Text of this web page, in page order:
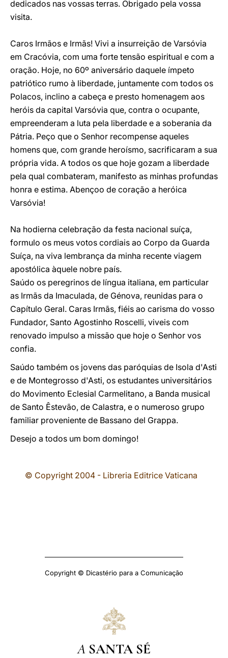
dedicados nas vossas terras. Obrigado pela vossa
visita.
Caros Irmãos e Irmãs! Vivi a insurreição de Varsóvia
em Cracóvia, com uma forte tensão espiritual e com a
oração. Hoje, no 60º aniversário daquele ímpeto
patriótico rumo à liberdade, juntamente com todos os
Polacos, inclino a cabeça e presto homenagem aos
heróis da capital Varsóvia que, contra o ocupante,
empreenderam a luta pela liberdade e a soberania da
Pátria. Peço que o Senhor recompense aqueles
homens que, com grande heroísmo, sacrificaram a sua
própria vida. A todos os que hoje gozam a liberdade
pela qual combateram, manifesto as minhas profundas
honra e estima. Abençoo de coração a heróica
Varsóvia!
Na hodierna celebração da festa nacional suíça,
formulo os meus votos cordiais ao Corpo da Guarda
Suíça, na viva lembrança da minha recente viagem
apostólica àquele nobre país.
Saúdo os peregrinos de língua italiana, em particular
as Irmãs da Imaculada, de Génova, reunidas para o
Capítulo Geral. Caras Irmãs, fiéis ao carisma do vosso
Fundador, Santo Agostinho Roscelli, viveis com
renovado impulso a missão que hoje o Senhor vos
confia.
Saúdo também os jovens das paróquias de Isola d'Asti
e de Montegrosso d'Asti, os estudantes universitários
do Movimento Eclesial Carmelitano, a Banda musical
de Santo Êstevão, de Calastra, e o numeroso grupo
familiar proveniente de Bassano del Grappa.
Desejo a todos um bom domingo!
© Copyright 2004 - Libreria Editrice Vaticana
Copyright © Dicastério para a Comunicação
A SANTA SÉ